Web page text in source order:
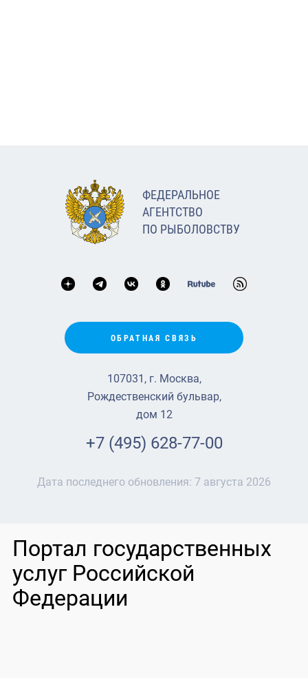
ФЕДЕРАЛЬНОЕ
АГЕНТСТВО
ПО РЫБОЛОВСТВУ
ОБРАТНАЯ СВЯЗЬ
107031, г. Москва,
Рождественский бульвар,
дом 12
+7 (495) 628-77-00
Дата последнего обновления: 7 августа 2026
Портал государственных
услуг Российской
Федерации